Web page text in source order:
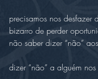
precisamos nos desfazer
bizarro de perder
não saber dizer “não”
dizer “não” a alguém